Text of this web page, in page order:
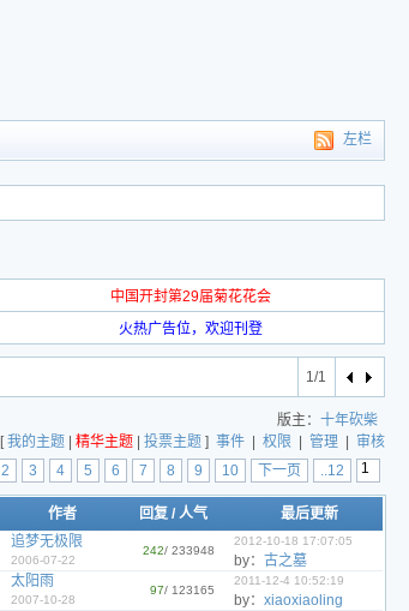
左栏
中国开封第29届菊花花会
火热广告位，欢迎刊登
1/1
版主： 十年砍柴
[我的主题 精华主题| 投票主题 ] 事件| 权限 管理|
审核
2 3 4 5 6 7 8 9 10 下一页 ..12
作者 回复 /人气 最后更新
追梦无极限
2006-07-22
242/ 233948
2012-10-18 17:07:05
by：古之墓
太阳雨
2007-10-28
97/ 123165
2011-12-4 10:52:19
by：xiaoxiaoling